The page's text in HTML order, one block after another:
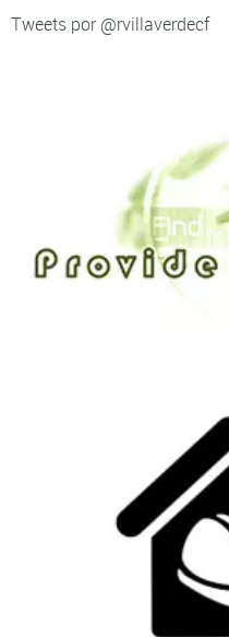
Tweets por @rvillaverdecf